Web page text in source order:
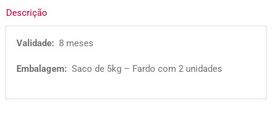
Descrição
Validade: 8 meses
Embalagem: Saco de 5kg – Fardo com 2 unidades